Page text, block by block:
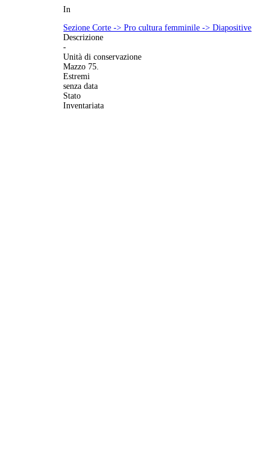
In
Sezione Corte -> Pro cultura femminile -> Diapositive
Descrizione
-
Unità di conservazione
Mazzo 75.
Estremi
senza data
Stato
Inventariata